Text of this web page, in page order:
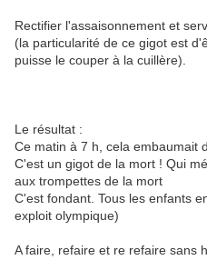
Rectifier l'assaisonnement et
(la particularité de ce gigot est
puisse le couper à la cuillère).
Le résultat :
Ce matin à 7 h, cela embaumait
C'est un gigot de la mort ! Qui
aux trompettes de la mort
C'est fondant. Tous les enfants
exploit olympique)
A faire, refaire et re refaire sans